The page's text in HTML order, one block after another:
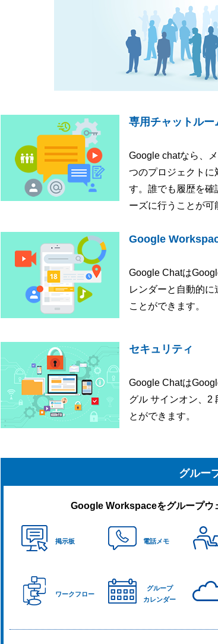
専用チャットルー
Google chatなら、
つのプロジェクトに
す。誰でも履歴を確
ーズに行うことが可
Google
Google Chatは
レンダーと自動的
ことができます。
セキュリティ
Google Chatは
グル サインオン、2
とができます。
グルー
Google Workspaceをグループウ
掲示板 電話メモ
ワークフロー
グループ
カレンダー